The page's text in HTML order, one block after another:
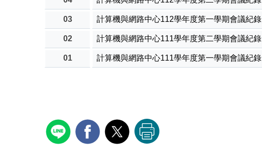
03 計算機與網路中心112學年度第一學期會議紀錄
02 計算機與網路中心111學年度第二學期會議紀錄
01 計算機與網路中心111學年度第一學期會議紀錄